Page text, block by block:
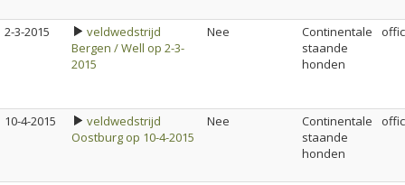
2-3-2015
veldwedstrijd
Bergen / Well op 2-3-
2015
Nee
Continentale
staande
honden
10-4-2015
veldwedstrijd
Oostburg op 10-4-2015
Nee
Continentale
staande
honden